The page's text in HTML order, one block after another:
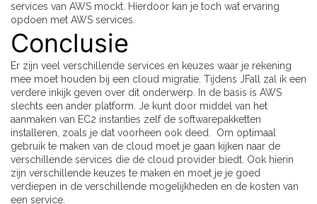
services van AWS mockt. Hierdoor kan je toch wat ervaring
opdoen met AWS services.
Conclusie
Er zijn veel verschillende services en keuzes waar je rekening
mee moet houden bij een cloud migratie. Tijdens JFall zal ik een
verdere inkijk geven over dit onderwerp. In de basis is AWS
slechts een ander platform. Je kunt door middel van het
aanmaken van EC2 instanties zelf de softwarepakketten
installeren, zoals je dat voorheen ook deed. Om optimaal
gebruik te maken van de cloud moet je gaan kijken naar de
verschillende services die de cloud provider biedt. Ook hierin
zijn verschillende keuzes te maken en moet je je goed
verdiepen in de verschillende mogelijkheden en de kosten van
een service.